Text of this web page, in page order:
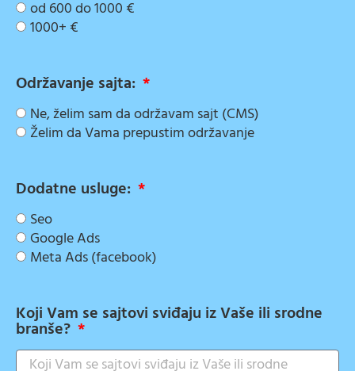
od 600 do 1000 €
1000+ €
Održavanje sajta:
Ne, želim sam da održavam sajt (CMS)
Želim da Vama prepustim održavanje
Dodatne usluge:
Seo
Google Ads
Meta Ads (facebook)
Koji Vam se sajtovi sviđaju iz Vaše ili srodne
branše?